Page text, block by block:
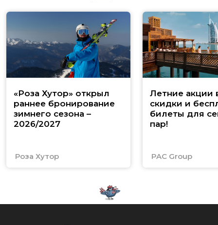
«Роза Хутор» открыл
раннее бронирование
зимнего сезона –
2026/2027
Роза Хутор
Летние акции
скидки и
билеты для
пар!
PAC Group